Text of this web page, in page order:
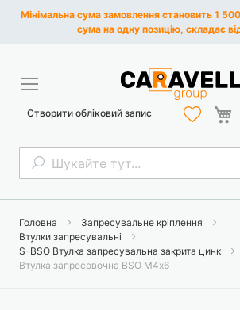
Мінімальна сума замовлення становить 1
сума на одну позицію, складає
Пошук
Створити обліковий запис
Головна
Запресувальне кріплення
Втулки запресувальні
S-BSO Втулка запресувальна закрита цинк
Втулка запресовочна BSO М4х6